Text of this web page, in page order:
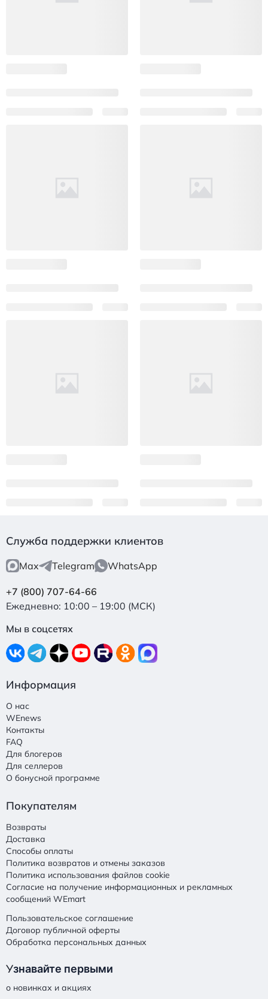
Служба поддержки клиентов
Max Telegram WhatsApp
+7 (800) 707-64-66
Ежедневно: 10:00 – 19:00 (МСК)
Мы в соцсетях
Информация
О нас
WEnews
Контакты
FAQ
Для блогеров
Для селлеров
О бонусной программе
Покупателям
Возвраты
Доставка
Способы оплаты
Политика возвратов и отмены заказов
Политика использования файлов cookie
Согласие на получение информационных и рекламных
сообщений WEmart
Пользовательское соглашение
Договор публичной оферты
Обработка персональных данных
Узнавайте первыми
о новинках и акциях